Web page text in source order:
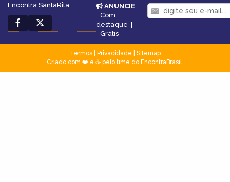
Encontra SantaRita.
ANUNCIE:
Com
destaque |
Grátis
Termos| Privacidade
Sitemap
Criado com ❤️ e ☕ pelo time do EncontraBrasil